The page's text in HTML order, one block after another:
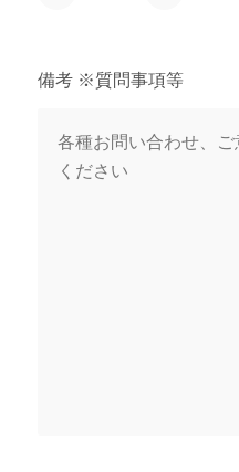
備考 ※質問事項等